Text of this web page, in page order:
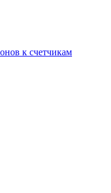
к счетчикам